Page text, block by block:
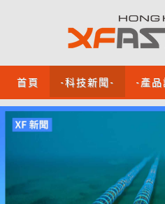
首頁 -科技新聞- -產